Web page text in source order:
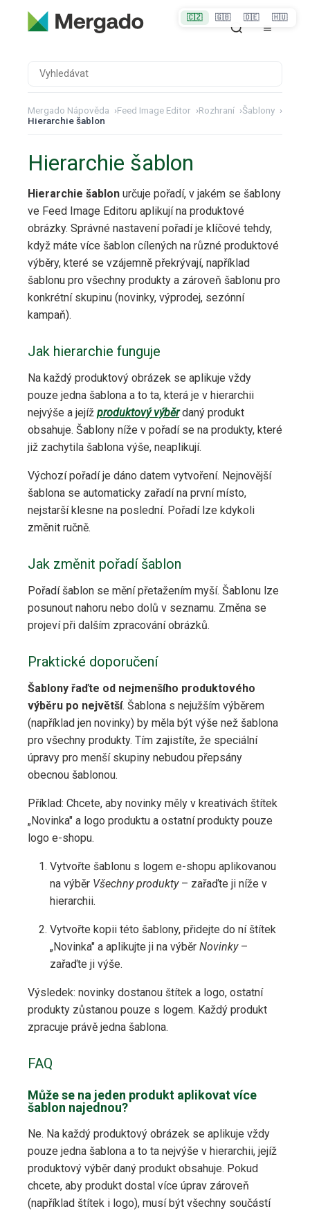
Mergado Nápověda ›Feed Image Editor ›Rozhraní ›Šablony ›
Hierarchie šablon
Hierarchie šablon
Hierarchie šablon určuje pořadí, v jakém se šablony
ve Feed Image Editoru aplikují na produktové
obrázky. Správné nastavení pořadí je klíčové tehdy,
když máte více šablon cílených na různé produktové
výběry, které se vzájemně překrývají, například
šablonu pro všechny produkty a zároveň šablonu pro
konkrétní skupinu (novinky, výprodej, sezónní
kampaň).
Jak hierarchie funguje
Na každý produktový obrázek se aplikuje vždy
pouze jedna šablona a to ta, která je v hierarchii
nejvýše a jejíž produktový výběrdaný produkt
obsahuje. Šablony níže v pořadí se na produkty, které
již zachytila šablona výše, neaplikují.
Výchozí pořadí je dáno datem vytvoření. Nejnovější
šablona se automaticky zařadí na první místo,
nejstarší klesne na poslední. Pořadí lze kdykoli
změnit ručně.
Jak změnit pořadí šablon
Pořadí šablon se mění přetažením myší. Šablonu lze
posunout nahoru nebo dolů v seznamu. Změna se
projeví při dalším zpracování obrázků.
Praktické doporučení
Šablony řaďte od nejmenšího produktového
výběru po největší. Šablona s nejužším výběrem
(například jen novinky) by měla být výše než šablona
pro všechny produkty. Tím zajistíte, že speciální
úpravy pro menší skupiny nebudou přepsány
obecnou šablonou.
Příklad: Chcete, aby novinky měly v kreativách štítek
„Novinka" a logo produktu a ostatní produkty pouze
logo e-shopu.
Vytvořte šablonu s logem e-shopu aplikovanou
na výběr Všechny produkty– zařaďte ji níže v
hierarchii.
Vytvořte kopii této šablony, přidejte do ní štítek
„Novinka" a aplikujte ji na výběr Novinky–
zařaďte ji výše.
Výsledek: novinky dostanou štítek a logo, ostatní
produkty zůstanou pouze s logem. Každý produkt
zpracuje právě jedna šablona.
FAQ
Může se na jeden produkt aplikovat více
šablon najednou?
Ne. Na každý produktový obrázek se aplikuje vždy
pouze jedna šablona a to ta nejvýše v hierarchii, jejíž
produktový výběr daný produkt obsahuje. Pokud
chcete, aby produkt dostal více úprav zároveň
(například štítek i logo), musí být všechny součástí
🇨🇿 🇬🇧 🇩🇪 🇭🇺